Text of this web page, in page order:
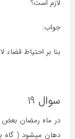
لازم است؟
جواب:
بنا بر احتیاط قضاء
سوال 19
در ماه رمضان بعض
دهان میشود ( گاه